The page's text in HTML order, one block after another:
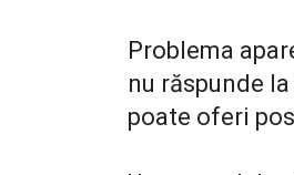
Problema
nu răspunde
poate oferi